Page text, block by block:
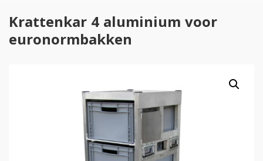
Krattenkar 4 aluminium voor
euronormbakken